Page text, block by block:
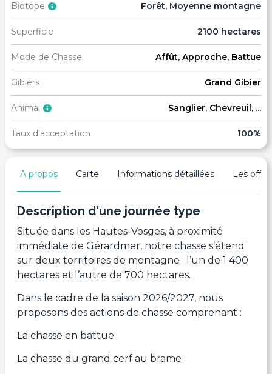
Biotope Forêt, Moyenne montagne
Superficie 2100 hectares
Mode de Chasse Affût, Approche, Battue
Gibiers Grand Gibier
Animal Sanglier, Chevreuil, ...
Taux d'acceptation 100%
A propos Carte Informations détaillées Les
Description d'une journée type
Située dans les Hautes-Vosges, à proximité
immédiate de Gérardmer, notre chasse s’étend
sur deux territoires de montagne : l’un de 1 400
hectares et l’autre de 700 hectares.
Dans le cadre de la saison 2026/2027, nous
proposons des actions de chasse comprenant :
La chasse en battue
La chasse du grand cerf au brame